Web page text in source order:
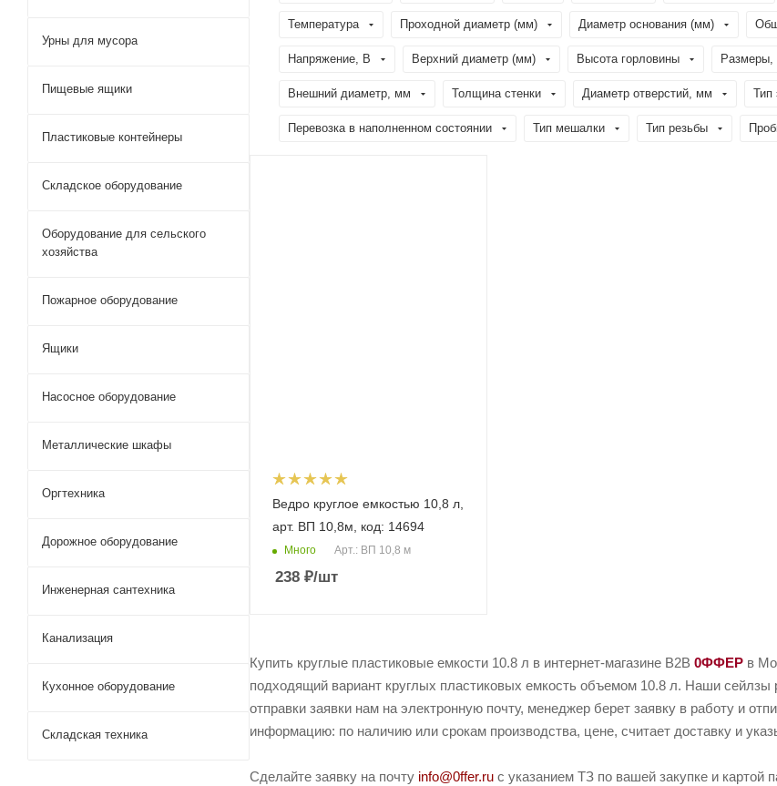
Температура Проходной диаметр (мм) Диаметр основания (мм)
Напряжение, В Верхний диаметр (мм) Высота горловины
Внешний диаметр, мм Толщина стенки Диаметр отверстий, мм Тип
Перевозка в наполненном состоянии Тип мешалки Тип резьбы
Ведро круглое емкостью 10,8 л,
арт. ВП 10,8м, код: 14694
Много Арт.: ВП 10,8 м
238 ₽/шт
Купить круглые пластиковые емкости 10.8 л в интернет-магазине B2B 0ФФЕР в
подходящий вариант круглых пластиковых емкость объемом 10.8 л. Наши сейлзы
отправки заявки нам на электронную почту, менеджер берет заявку в работу и
информацию: по наличию или срокам производства, цене, считает доставку и
Сделайте заявку на почту info@0ffer.ru с указанием ТЗ по вашей закупке и
Урны для мусора
Пищевые ящики
Пластиковые контейнеры
Складское оборудование
Оборудование для сельского
хозяйства
Пожарное оборудование
Ящики
Насосное оборудование
Металлические шкафы
Оргтехника
Дорожное оборудование
Инженерная сантехника
Канализация
Кухонное оборудование
Складская техника